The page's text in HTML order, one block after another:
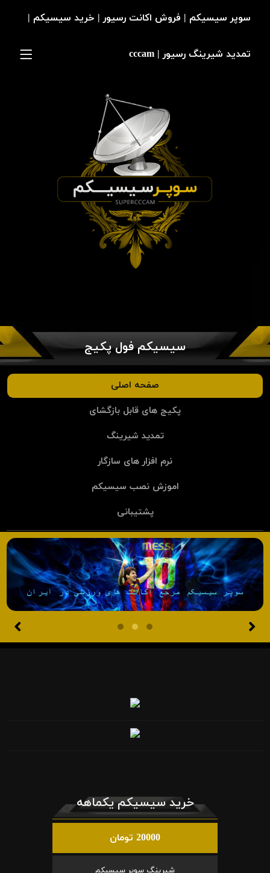
سیسیکم فول پکیج
صفحه اصلی
پکیج های قابل بازگشای
تمدید شیرینگ
نرم افزار های سازگار
اموزش نصب سیسیکم
پشتیبانی
خرید سیسیکم یکماهه
20000 تومان
شیرینگ سوپر سیسیکم
سوپر سیسیکم | فروش اکانت رسیور | خرید سیسیکم |
تمدید شیرینگ رسیور | cccam